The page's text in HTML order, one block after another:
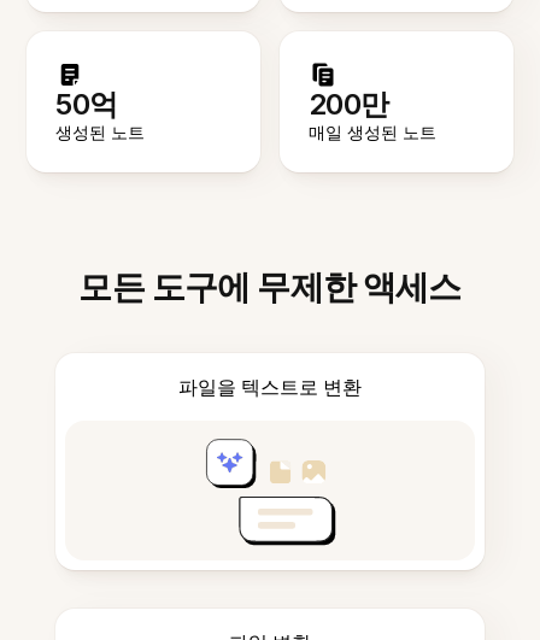
50억
생성된 노트
200만
매일 생성된 노트
모든 도구에 무제한 액세스
파일을 텍스트로 변환